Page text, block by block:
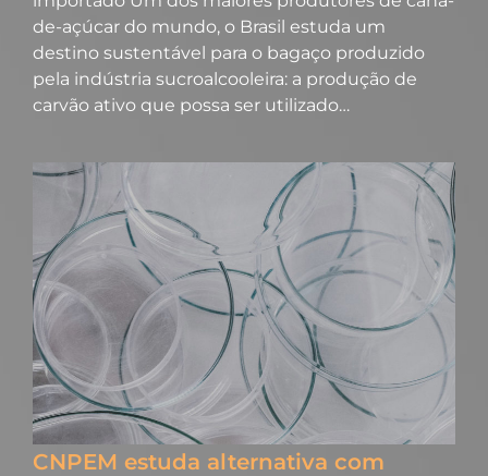
de-açúcar do mundo, o Brasil estuda um
destino sustentável para o bagaço produzido
pela indústria sucroalcooleira: a produção de
carvão ativo que possa ser utilizado…
CNPEM estuda alternativa com